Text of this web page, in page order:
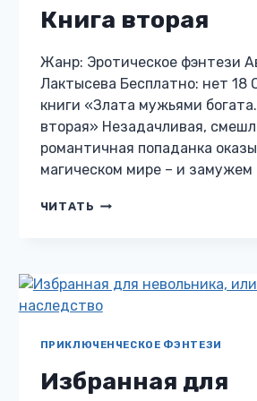
Книга вторая
Жанр: Эротическое фэнтези
Лактысева Бесплатно: нет 18
книги «Злата мужьями
вторая» Незадачливая,
романтичная попаданка
магическом мире – и замужем
ЧИТАТЬ ЗЛАТА
ПРИКЛЮЧЕНЧЕСКОЕ ФЭНТЕЗИ
Избранная для